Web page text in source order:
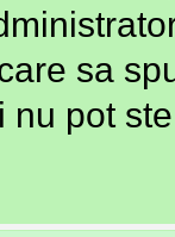
sa
nu pot